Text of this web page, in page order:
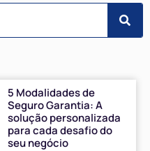
5 Modalidades de
Seguro Garantia: A
solução personalizada
para cada desafio do
seu negócio